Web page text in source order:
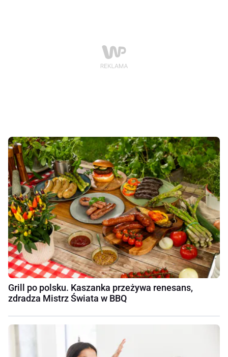
Grill po polsku. Kaszanka przeżywa renesans,
zdradza Mistrz Świata w BBQ